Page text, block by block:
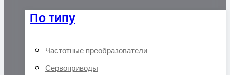
По типу
Частотные преобразователи
Сервоприводы